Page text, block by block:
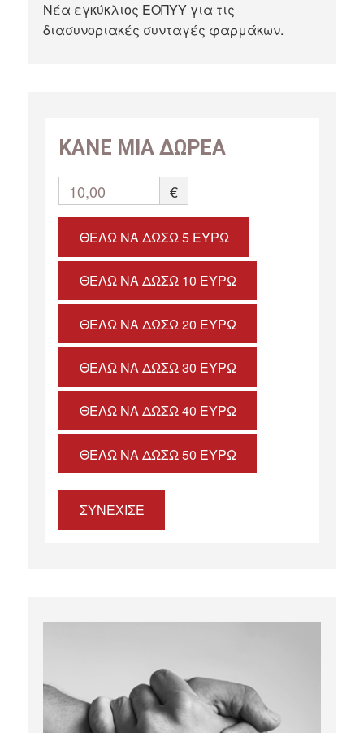
Νέα εγκύκλιος ΕΟΠΥΥ για τις
διασυνοριακές συνταγές φαρμάκων.
ΚΑΝΕ ΜΙΑ ΔΩΡΕΑ
10,00 €
ΘΈΛΩ ΝΑ ΔΏΣΩ 5 ΕΥΡΏ
ΘΈΛΩ ΝΑ ΔΏΣΩ 10 ΕΥΡΏ
ΘΈΛΩ ΝΑ ΔΏΣΩ 20 ΕΥΡΏ
ΘΈΛΩ ΝΑ ΔΏΣΩ 30 ΕΥΡΏ
ΘΈΛΩ ΝΑ ΔΏΣΩ 40 ΕΥΡΏ
ΘΈΛΩ ΝΑ ΔΏΣΩ 50 ΕΥΡΏ
ΣΥΝΕΧΙΣΕ